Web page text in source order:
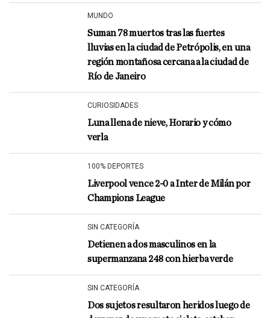
MUNDO
Suman 78 muertos tras las fuertes
lluvias en la ciudad de Petrópolis, en una
región montañosa cercana a la ciudad de
Río de Janeiro
CURIOSIDADES
Luna llena de nieve, Horario y cómo
verla
100% DEPORTES
Liverpool vence 2-0 a Inter de Milán por
Champions League
SIN CATEGORÍA
Detienen a dos masculinos en la
supermanzana 248 con hierba verde
SIN CATEGORÍA
Dos sujetos resultaron heridos luego de